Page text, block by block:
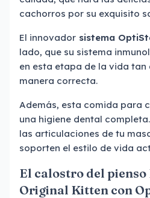
cachorros por su exquisito
El innovador sistema
lado, que su sistema
en esta etapa de la vida
manera correcta.
Además, esta comida para
una higiene dental
las articulaciones de tu
soporten el estilo de vida
El calostro del
Original Kitten con